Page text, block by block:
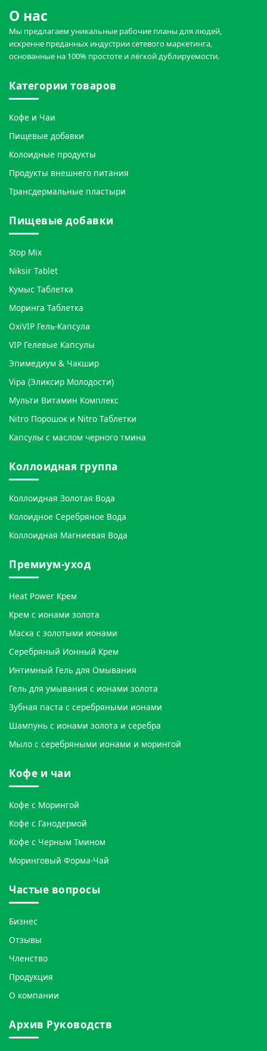
О нас
Мы предлагаем уникальные рабочие планы для людей,
искренне преданных индустрии сетевого маркетинга,
основанные на 100% простоте и лёгкой дублируемости.
Категории товаров
Кофе и Чаи
Пищевые добавки
Колоидные продукты
Продукты внешнего питания
Трансдермальные пластыри
Пищевые добавки
Stop Mix
Niksir Tablet
Кумыс Таблетка
Моринга Таблетка
OxiVIP Гель-Капсула
VIP Гелевые Капсулы
Эпимедиум & Чакшир
Vipa (Эликсир Молодости)
Мульти Витамин Комплекс
Nitro Порошок и Nitro Таблетки
Капсулы с маслом черного тмина
Коллоидная группа
Коллоидная Золотая Вода
Колоидное Серебряное Вода
Коллоидная Магниевая Вода
Премиум-уход
Heat Power Крем
Крем с ионами золота
Маска с золотыми ионами
Серебряный Ионный Крем
Интимный Гель для Омывания
Гель для умывания с ионами золота
Зубная паста с серебряными ионами
Шампунь с ионами золота и серебра
Мыло с серебряными ионами и морингой
Кофе и чаи
Кофе с Морингой
Кофе с Ганодермой
Кофе с Черным Тмином
Моринговый Форма-Чай
Частые вопросы
Бизнес
Отзывы
Членство
Продукция
О компании
Архив Руководств